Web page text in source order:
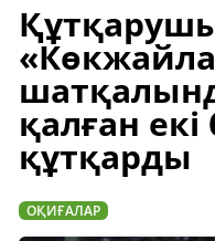
қалған
құтқарды
ОҚИҒАЛАР